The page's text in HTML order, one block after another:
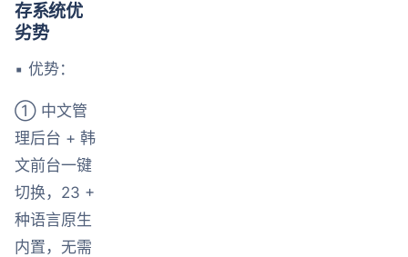
存系统优
劣势
▪ 优势：
① 中文管
理后台 + 韩
文前台一键
切换，23 +
种语言原生
内置，无需